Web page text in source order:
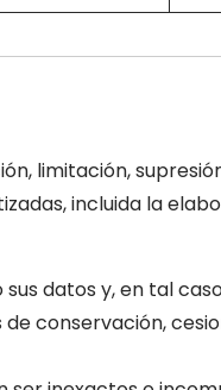
limitación,
incluida la
datos y, en tal
conservación,